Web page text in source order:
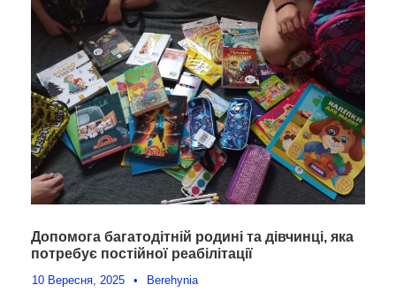
Допомога багатодітній родині та дівчинці, яка
потребує постійної реабілітації
10 Вересня, 2025 • Berehynia